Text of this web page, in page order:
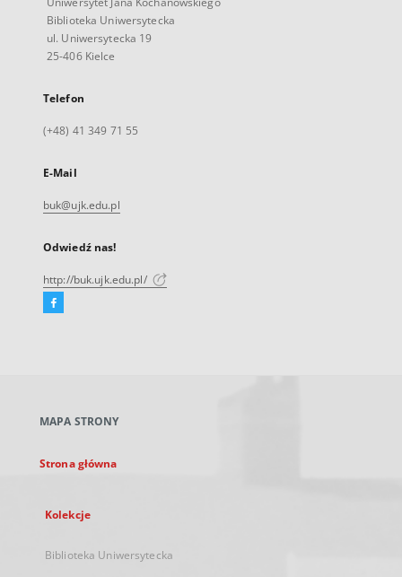
Biblioteka Uniwersytecka
ul. Uniwersytecka 19
25-406 Kielce
Telefon
(+48) 41 349 71 55
E-Mail
buk@ujk.edu.pl
Odwiedź nas!
http://buk.ujk.edu.pl/
Facebook
karcie
MAPA STRONY
Strona główna
Kolekcje
Biblioteka Uniwersytecka